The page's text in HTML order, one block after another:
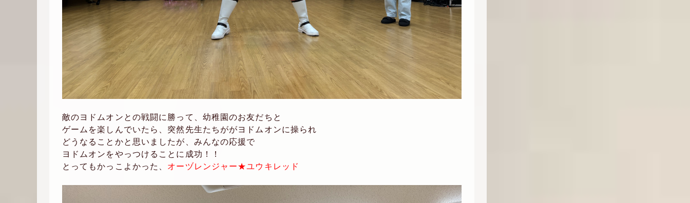
敵のヨドムオンとの戦闘に勝って、幼稚園のお友だちと
ゲームを楽しんでいたら、突然先生たちががヨドムオンに操られ
どうなることかと思いましたが、みんなの応援で
ヨドムオンをやっつけることに成功！！
とってもかっこよかった、 オーヅレンジャー★ユウキレッド